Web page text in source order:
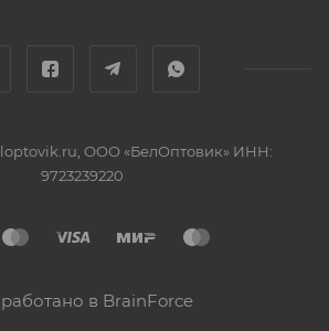
ООО «БелОптовик» ИНН:
9723239220
в BrainForce